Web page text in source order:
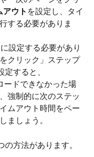
ウト を設定し、タイ
する必要がありま
設定する必要があり
クリック」ステップ
すると、
ドできなかった場
強制的に次のステッ
ムアウト時間をペー
ましょう。
方法があります。